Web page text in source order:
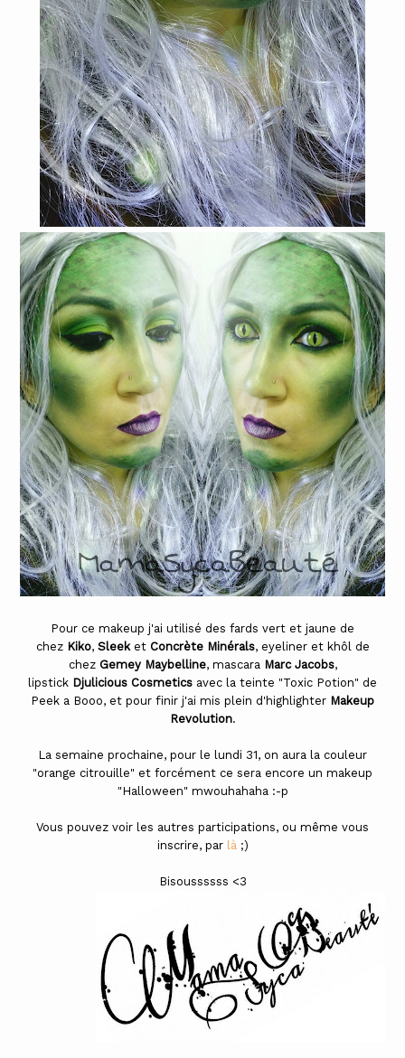
Pour ce makeup j'ai utilisé des fards vert et jaune de
chez Kiko, Sleeket Concrète Minérals, eyeliner et khôl de
chez Gemey Maybelline, mascara Marc Jacobs,
lipstick Djulicious Cosmetics avec la teinte "Toxic Potion" de
Peek a Booo, et pour finir j'ai mis plein d'highlighter Makeup
Revolution.
La semaine prochaine, pour le lundi 31, on aura la couleur
"orange citrouille" et forcément ce sera encore un makeup
"Halloween" mwouhahaha :-p
Vous pouvez voir les autres participations, ou même vous
inscrire, par là;)
Bisoussssss <3